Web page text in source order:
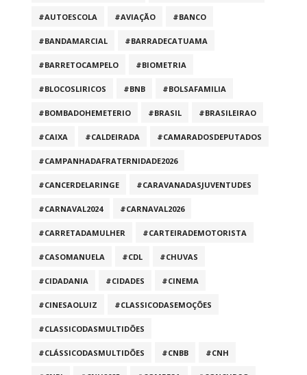
#AUTOESCOLA #AVIAÇÃO #BANCO
#BANDAMARCIAL #BARRADECATUAMA
#BARRETOCAMPELO #BIOMETRIA
#BLOCOSLIRICOS #BNB #BOLSAFAMILIA
#BOMBADOHEMETERIO #BRASIL #BRASILEIRAO
#CAIXA #CALDEIRADA #CAMARADOSDEPUTADOS
#CAMPANHADAFRATERNIDADE2026
#CANCERDELARINGE #CARAVANADASJUVENTUDES
#CARNAVAL2024 #CARNAVAL2026
#CARRETADAMULHER #CARTEIRADEMOTORISTA
#CASOMANUELA #CDL #CHUVAS
#CIDADANIA #CIDADES #CINEMA
#CINESAOLUIZ #CLASSICODASEMOÇÕES
#CLASSICODASMULTIDÕES
#CLÁSSICODASMULTIDÕES #CNBB #CNH